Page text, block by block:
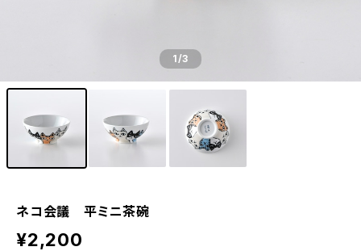
1/3
ネコ会議 平ミニ茶碗
¥2,200